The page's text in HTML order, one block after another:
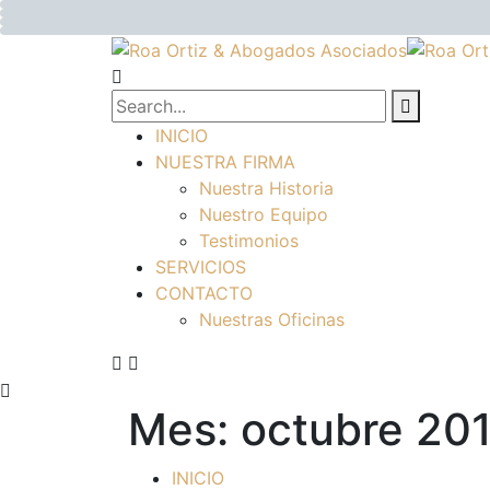
INICIO
NUESTRA FIRMA
Nuestra Historia
Nuestro Equipo
Testimonios
SERVICIOS
CONTACTO
Nuestras Oficinas
Mes: octubre
INICIO